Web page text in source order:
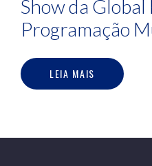
Show da Global
Programação
LEIA MAIS